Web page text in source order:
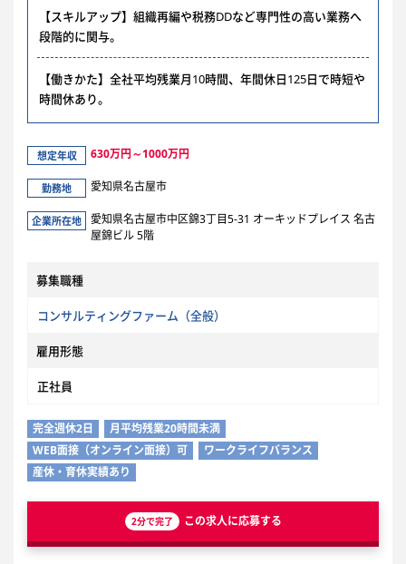
【スキルアップ】組織再編や税務DDなど専門性の高い業務へ
段階的に関与。
【働きかた】全社平均残業月10時間、年間休日125日で時短や
時間休あり。
想定年収 630万円～1000万円
勤務地 愛知県名古屋市
企業所在地
愛知県名古屋市中区錦3丁目5-31 オーキッドプレイス 名古
屋錦ビル 5階
募集職種
コンサルティングファーム（全般）
雇用形態
正社員
完全週休2日
月平均残業20時間未満
WEB面接（オンライン面接）可
ワークライフバランス
産休・育休実績あり
2分で完了 この求人に応募する